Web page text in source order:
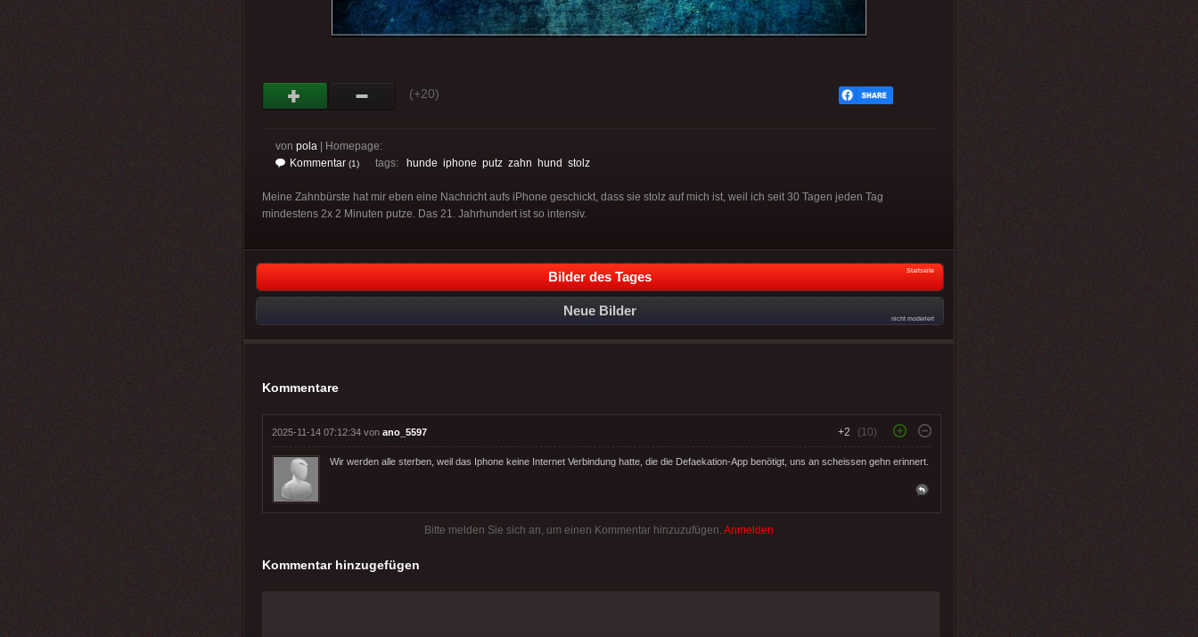
(+20)
von pola | Homepage:
Kommentar (1) tags: hunde iphone putz zahn hund stolz
Meine Zahnbürste hat mir eben eine Nachricht aufs iPhone geschickt, dass sie stolz auf mich ist, weil ich seit 30 Tagen jeden Tag
mindestens 2x 2 Minuten putze. Das 21. Jahrhundert ist so intensiv.
Bilder des Tages Startseite
Neue Bilder
nicht moderiert
Kommentare
2025-11-14 07:12:34 von ano_5597 +2 (10)
Wir werden alle sterben, weil das Iphone keine Internet Verbindung hatte, die die Defaekation-App benötigt, uns an scheissen gehn erinnert.
Bitte melden Sie sich an, um einen Kommentar hinzuzufügen. Anmelden
Kommentar hinzugefügen